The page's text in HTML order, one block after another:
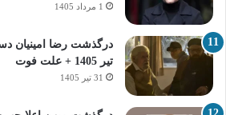
1 مرداد 1405
تیر 1405 + علت فوت
31 تیر 1405